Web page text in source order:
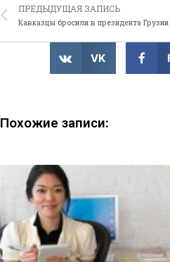
ПРЕДЫДУЩАЯ ЗАПИСЬ
Кавказцы бросили в президента
VK
Похожие записи: